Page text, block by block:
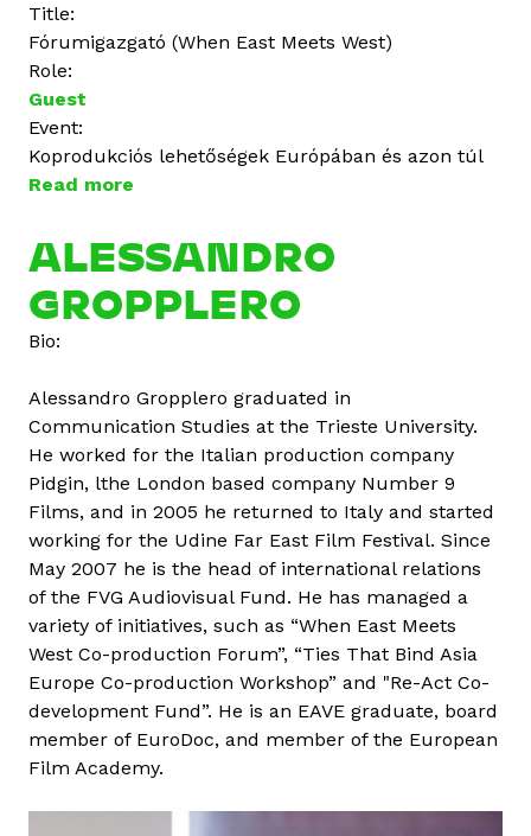
Title:
Fórumigazgató (When East Meets West)
Role:
Guest
Event:
Koprodukciós lehetőségek Európában és azon túl
Read more
o
u
t
A
s
s
a
n
d
r
o
G
r
o
p
p
l
e
r
ALESSANDRO
GROPPLERO
Bio:
Alessandro Gropplero graduated in
Communication Studies at the Trieste University.
He worked for the Italian production company
Pidgin, lthe London based company Number 9
Films, and in 2005 he returned to Italy and started
working for the Udine Far East Film Festival. Since
May 2007 he is the head of international relations
of the FVG Audiovisual Fund. He has managed a
variety of initiatives, such as “When East Meets
West Co-production Forum”, “Ties That Bind Asia
Europe Co-production Workshop” and "Re-Act Co-
development Fund”. He is an EAVE graduate, board
member of EuroDoc, and member of the European
Film Academy.